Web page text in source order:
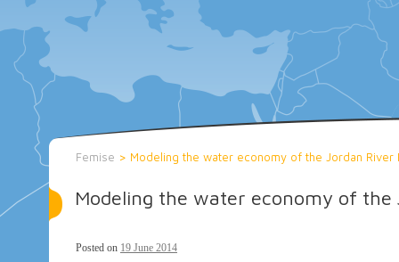
Femise > Modeling the water economy of the Jordan River
Modeling the water economy of the
Posted on 19 June 2014